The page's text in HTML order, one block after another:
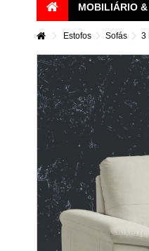
MOBILIÁRIO
Estofos Sofás 3